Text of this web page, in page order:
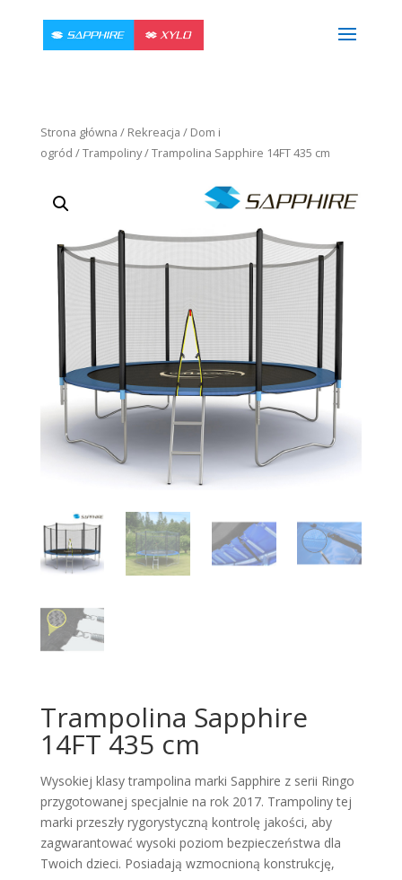
Strona główna / Rekreacja / Dom i
ogród /Trampoliny/ Trampolina Sapphire 14FT 435 cm
Trampolina Sapphire
14FT 435 cm
Wysokiej klasy trampolina marki Sapphire z serii Ringo
przygotowanej specjalnie na rok 2017. Trampoliny tej
marki przeszły rygorystyczną kontrolę jakości, aby
zagwarantować wysoki poziom bezpieczeństwa dla
Twoich dzieci. Posiadają wzmocnioną konstrukcję,